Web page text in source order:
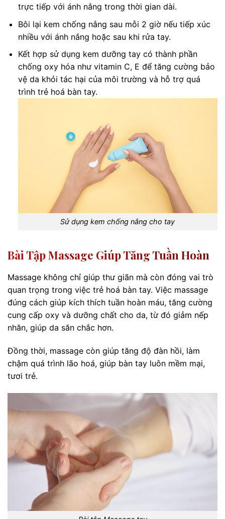
trực tiếp với ánh nắng trong thời gian dài.
Bôi lại kem chống nắng sau mỗi 2 giờ nếu tiếp xúc
nhiều với ánh nắng hoặc sau khi rửa tay.
Kết hợp sử dụng kem dưỡng tay có thành phần
chống oxy hóa như vitamin C, E để tăng cường bảo
vệ da khỏi tác hại của môi trường và hỗ trợ quá
trình trẻ hoá bàn tay.
Sử dụng kem chống nắng cho tay
Bài Tập Massage Giúp Tăng Tuần Hoàn
Massage không chỉ giúp thư giãn mà còn đóng vai trò
quan trọng trong việc trẻ hoá bàn tay. Việc massage
đúng cách giúp kích thích tuần hoàn máu, tăng cường
cung cấp oxy và dưỡng chất cho da, từ đó giảm nếp
nhăn, giúp da săn chắc hơn.
Đồng thời, massage còn giúp tăng độ đàn hồi, làm
chậm quá trình lão hoá, giúp bàn tay luôn mềm mại,
tươi trẻ.